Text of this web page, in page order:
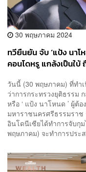
30 พฤษภาคม 2024
ทวียืนยัน จับ ‘แป้ง นา
คอนโดหรู แกล้งเป็นใ
วันนี้ (30 พฤษภาคม) ที่ทำ
ว่าการกระทรวงยุติธรรม
หรือ ‘ แป้ง นาโหนด ’ ผู้ต้
มหาราชนครศรีธรรมราช
อินโดนีเซียได้ทำการจับกุ
พฤษภาคม) จะทำการประ